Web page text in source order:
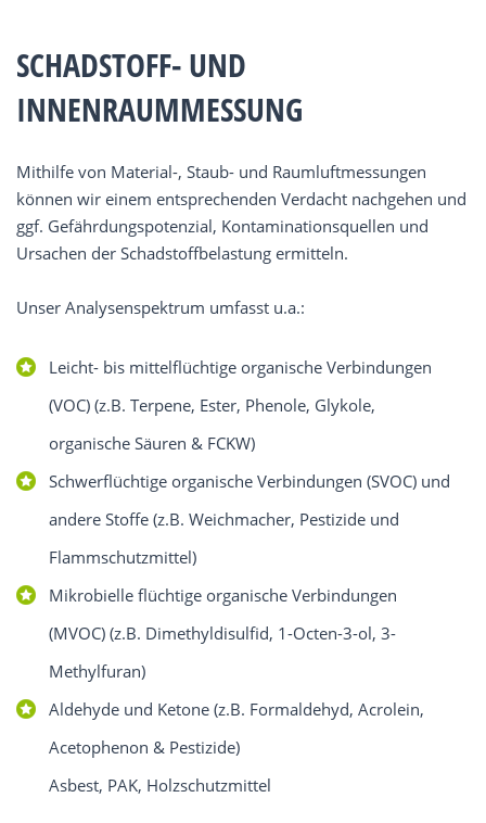
SCHADSTOFF- UND
INNENRAUMMESSUNG
Mithilfe von Material-, Staub- und Raumluftmessungen
können wir einem entsprechenden Verdacht nachgehen und
ggf. Gefährdungspotenzial, Kontaminationsquellen und
Ursachen der Schadstoffbelastung ermitteln.
Unser Analysenspektrum umfasst u.a.:
Leicht- bis mittelflüchtige organische Verbindungen
(VOC) (z.B. Terpene, Ester, Phenole, Glykole,
organische Säuren & FCKW)
Schwerflüchtige organische Verbindungen (SVOC) und
andere Stoffe (z.B. Weichmacher, Pestizide und
Flammschutzmittel)
Mikrobielle flüchtige organische Verbindungen
(MVOC) (z.B. Dimethyldisulfid, 1-Octen-3-ol, 3-
Methylfuran)
Aldehyde und Ketone (z.B. Formaldehyd, Acrolein,
Acetophenon & Pestizide)
Asbest, PAK, Holzschutzmittel